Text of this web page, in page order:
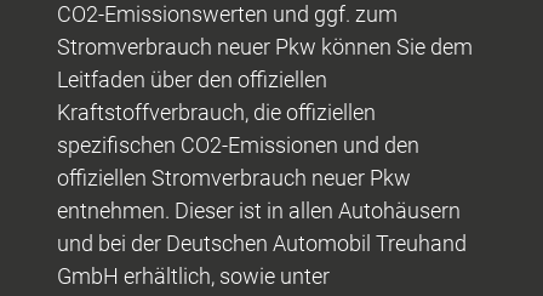
CO2-Emissionswerten und ggf. zum
Stromverbrauch neuer Pkw können Sie dem
Leitfaden über den offiziellen
Kraftstoffverbrauch, die offiziellen
spezifischen CO2-Emissionen und den
offiziellen Stromverbrauch neuer Pkw
entnehmen. Dieser ist in allen Autohäusern
und bei der Deutschen Automobil Treuhand
GmbH erhältlich, sowie unter